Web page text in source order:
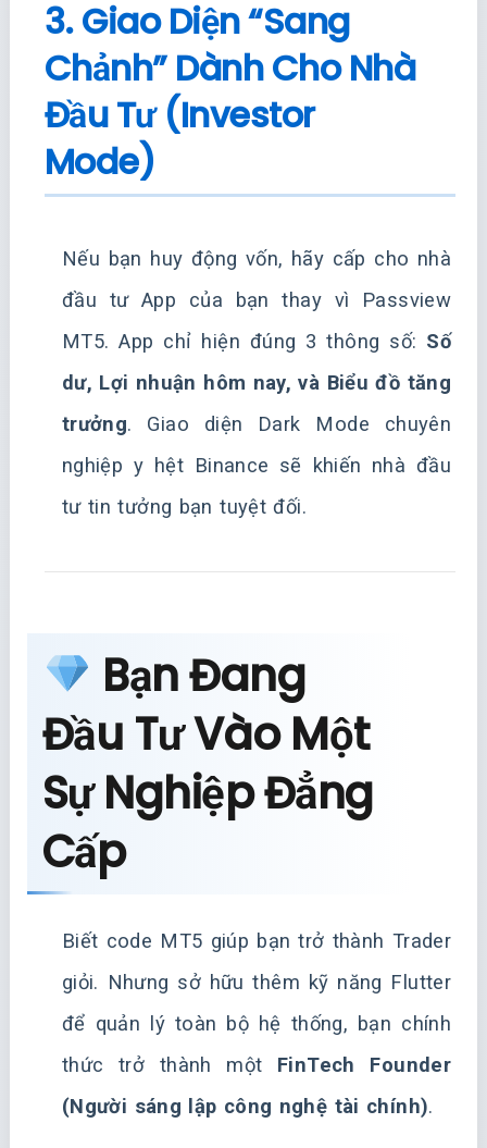
3. Giao Diện “Sang
Chảnh” Dành Cho Nhà
Đầu Tư (Investor
Mode)
Nếu bạn huy động vốn, hãy cấp cho nhà
đầu tư App của bạn thay vì Passview
MT5. App chỉ hiện đúng 3 thông số: Số
dư, Lợi nhuận hôm nay, và Biểu đồ tăng
trưởng. Giao diện Dark Mode chuyên
nghiệp y hệt Binance sẽ khiến nhà đầu
tư tin tưởng bạn tuyệt đối.
Bạn Đang
Đầu Tư Vào Một
Sự Nghiệp Đẳng
Cấp
Biết code MT5 giúp bạn trở thành Trader
giỏi. Nhưng sở hữu thêm kỹ năng Flutter
để quản lý toàn bộ hệ thống, bạn chính
thức trở thành một FinTech Founder
(Người sáng lập công nghệ tài chính).